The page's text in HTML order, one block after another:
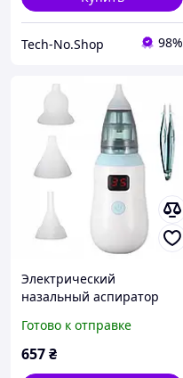
Tech-No.Shop 98%
Электрический
назальный аспиратор
мощности
Готово к отправке
657₴